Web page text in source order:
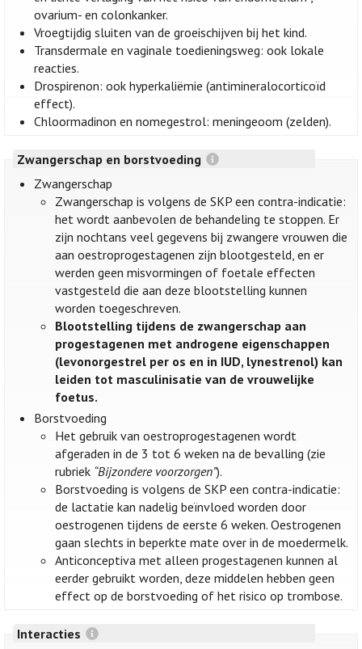
ovarium- en colonkanker.
Vroegtijdig sluiten van de groeischijven bij het kind.
Transdermale en vaginale toedieningsweg: ook lokale
reacties.
Drospirenon: ook hyperkaliëmie (antimineralocorticoïd
effect).
Chloormadinon en nomegestrol: meningeoom (zelden).
Zwangerschap en borstvoeding
Zwangerschap
Zwangerschap is volgens de SKP een contra-indicatie:
het wordt aanbevolen de behandeling te stoppen. Er
zijn nochtans veel gegevens bij zwangere vrouwen die
aan oestroprogestagenen zijn blootgesteld, en er
werden geen misvormingen of foetale effecten
vastgesteld die aan deze blootstelling kunnen
worden toegeschreven.
Blootstelling tijdens de zwangerschap aan
progestagenen met androgene eigenschappen
(levonorgestrel per os en in IUD, lynestrenol) kan
leiden tot masculinisatie van de vrouwelijke
foetus.
Borstvoeding
Het gebruik van oestroprogestagenen wordt
afgeraden in de 3 tot 6 weken na de bevalling (zie
rubriek “Bijzondere voorzorgen”).
Borstvoeding is volgens de SKP een contra-indicatie:
de lactatie kan nadelig beïnvloed worden door
oestrogenen tijdens de eerste 6 weken. Oestrogenen
gaan slechts in beperkte mate over in de moedermelk.
Anticonceptiva met alleen progestagenen kunnen al
eerder gebruikt worden, deze middelen hebben geen
effect op de borstvoeding of het risico op trombose.
Interacties